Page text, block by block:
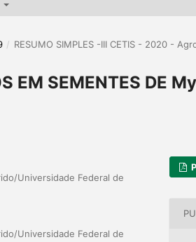
/ RESUMO SIMPLES -III CETIS - 2020 -
EM SEMENTES DE
Universidade Federal de
Universidade Federal de